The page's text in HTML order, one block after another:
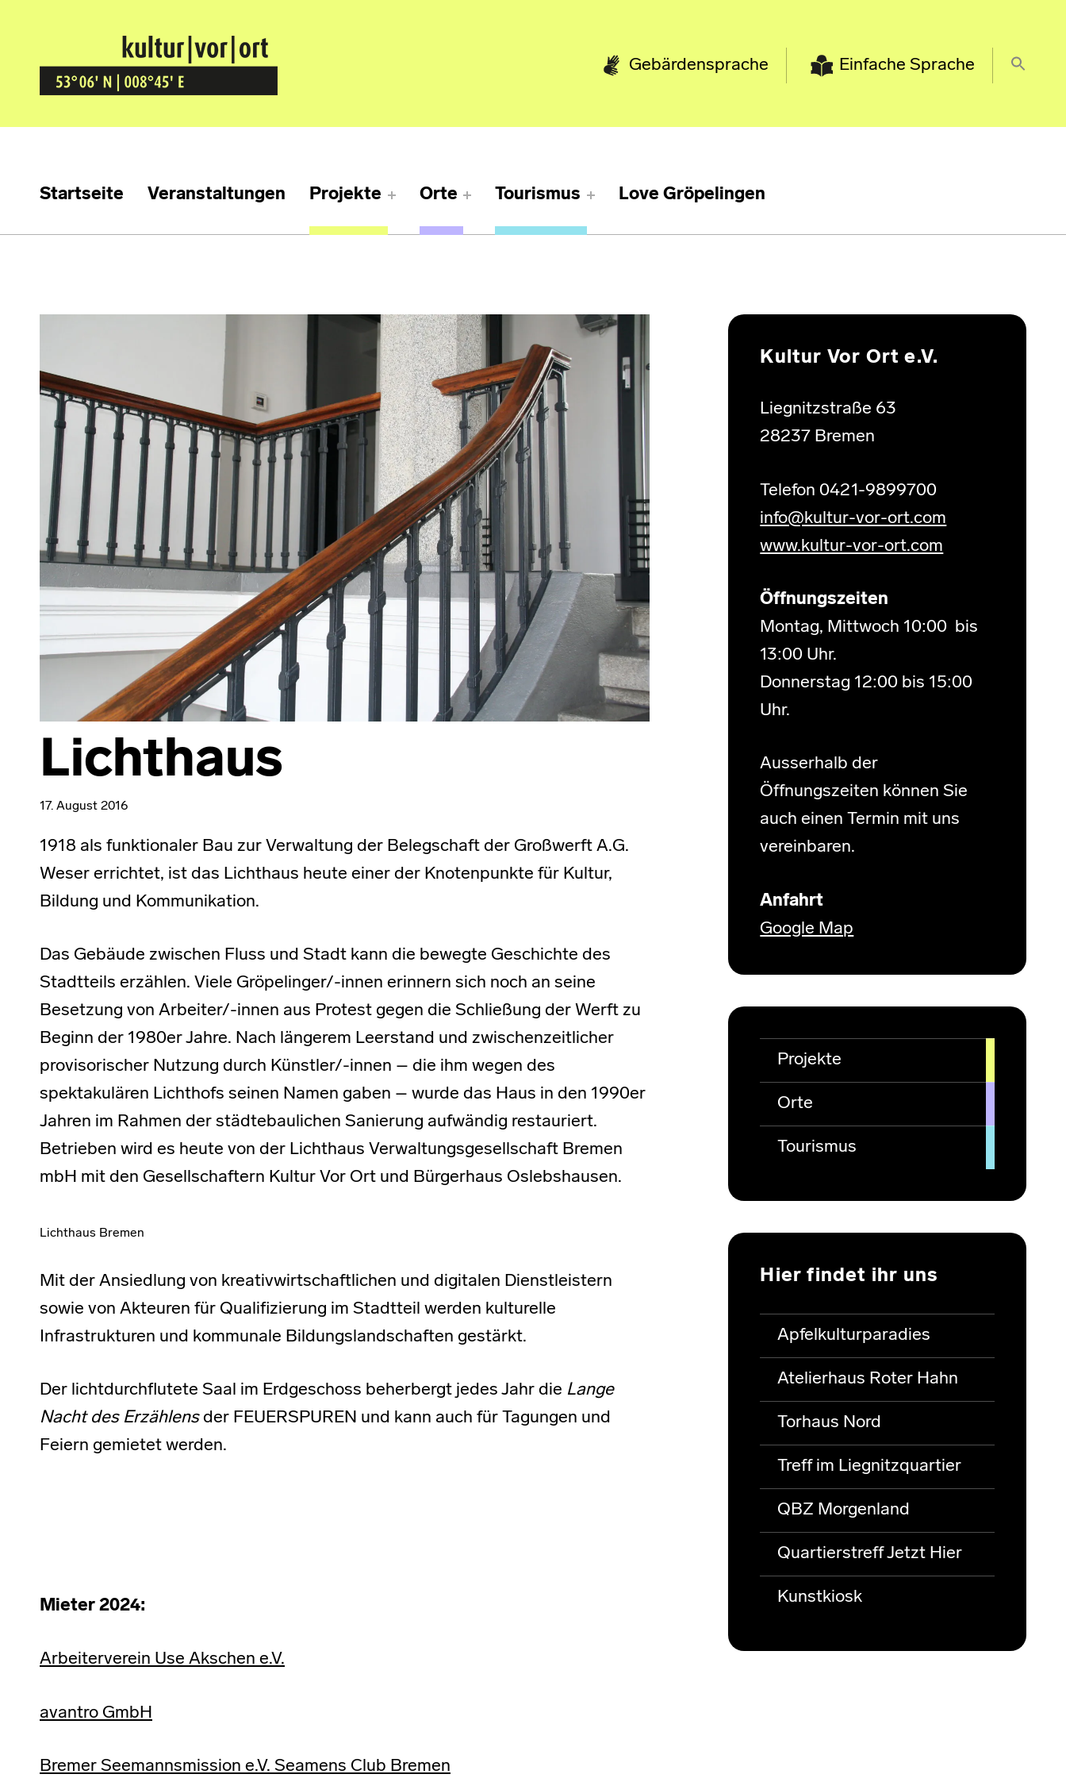
Kultur Vor Ort
BREMEN GRÖPELINGEN Gebärdensprache Einfache Sprache
Startseite Veranstaltungen Projekte Orte Tourismus Love Gröpelingen
Lichthaus
17. August 2016
1918 als funktionaler Bau zur Verwaltung der Belegschaft der Großwerft A.G.
Weser errichtet, ist das Lichthaus heute einer der Knotenpunkte für Kultur,
Bildung und Kommunikation.
Das Gebäude zwischen Fluss und Stadt kann die bewegte Geschichte des
Stadtteils erzählen. Viele Gröpelinger/-innen erinnern sich noch an seine
Besetzung von Arbeiter/-innen aus Protest gegen die Schließung der Werft zu
Beginn der 1980er Jahre. Nach längerem Leerstand und zwischenzeitlicher
provisorischer Nutzung durch Künstler/-innen – die ihm wegen des
spektakulären Lichthofs seinen Namen gaben – wurde das Haus in den 1990er
Jahren im Rahmen der städtebaulichen Sanierung aufwändig restauriert.
Betrieben wird es heute von der Lichthaus Verwaltungsgesellschaft Bremen
mbH mit den Gesellschaftern Kultur Vor Ort und Bürgerhaus Oslebshausen.
Lichthaus Bremen
Mit der Ansiedlung von kreativwirtschaftlichen und digitalen Dienstleistern
sowie von Akteuren für Qualifizierung im Stadtteil werden kulturelle
Infrastrukturen und kommunale Bildungslandschaften gestärkt.
Der lichtdurchflutete Saal im Erdgeschoss beherbergt jedes Jahr die Lange
Nacht des Erzählensder FEUERSPUREN und kann auch für Tagungen und
Feiern gemietet werden.
Mieter 2024:
Arbeiterverein Use Akschen e.V.
avantro GmbH
Bremer Seemannsmission e.V. Seamens Club Bremen
Kultur Vor Ort e.V.
Liegnitzstraße 63
28237 Bremen
Telefon 0421-9899700
info@kultur-vor-ort.com
www.kultur-vor-ort.com
Öffnungszeiten
Montag, Mittwoch 10:00 bis
13:00 Uhr.
Donnerstag 12:00 bis 15:00
Uhr.
Ausserhalb der
Öffnungszeiten können Sie
auch einen Termin mit uns
vereinbaren.
Anfahrt
Google Map
Projekte
Orte
Tourismus
Hier findet ihr uns
Apfelkulturparadies
Atelierhaus Roter Hahn
Torhaus Nord
Treff im Liegnitzquartier
QBZ Morgenland
Quartierstreff Jetzt Hier
Kunstkiosk